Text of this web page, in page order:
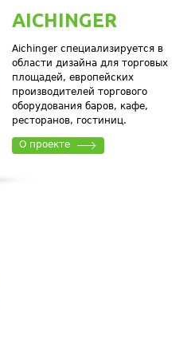
AICHINGER
Aichinger специализируется в
области дизайна для торговых
площадей, европейских
производителей торгового
оборудования баров, кафе,
ресторанов, гостиниц.
О проекте